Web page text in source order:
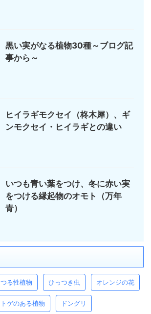
黒い実がなる植物30種～ブログ記
事から～
ヒイラギモクセイ（柊木犀）、ギ
ンモクセイ・ヒイラギとの違い
いつも青い葉をつけ、冬に赤い実
をつける縁起物のオモト（万年
青）
つる性植物 ひっつき虫 オレンジの花
トゲのある植物 ドングリ